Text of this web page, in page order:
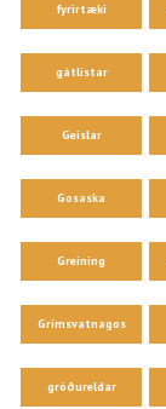
fyrirtæki
gátlistar
Geislar
Gosaska
Greining
Grímsvatnagos
gróðureldar